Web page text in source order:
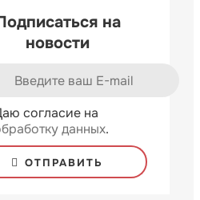
на
новости
согласие на
данных.
ОТПРАВИТЬ